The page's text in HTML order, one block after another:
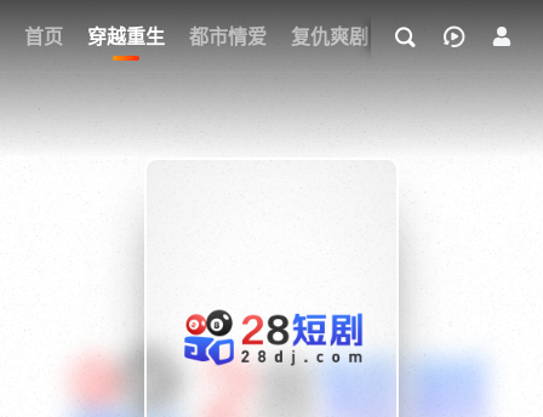
首页 穿越重生 都市情爱 复仇爽剧 玄幻武侠 奇幻
我的观影记录